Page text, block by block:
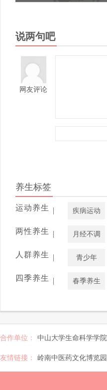
说两句吧
网友评论
养生标签
运动养生 | 疾病运动
两性养生 | 月经不调
人群养生 | 青少年
四季养生 | 春季养生
合作单位： 中山大学生命科学学院
友情链接： 岭南中医药文化博览园